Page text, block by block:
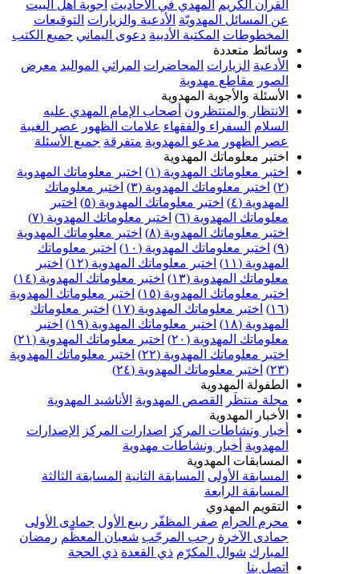
المهدي في الأحاديث أجوبة أهل البيت
المسائل المهدويّة الأدعية والزيارات التوقيعات
المكتبة الأدبية دعوى اليماني جميع الكتب
متعددة
الزيارات المحاضرات المراثي المواليد معرض
مقاطع مهدوية
والأجوبة المهدوية
والمنتظرون أصحاب الإمام المهدي عليه
السفراء والفقهاء علامات الظهور عصر الغيبة
مدعو المهدوية متفرقة جميع الأسئلة
معلوماتك المهدوية
معلوماتك المهدوية (١)
اختبر معلوماتك المهدوية
اختبر معلوماتك المهدوية (٣)
اختبر معلوماتك
اختبر معلوماتك المهدوية (٥)
اختبر
المهدوية (٦)
اختبر معلوماتك المهدوية (٧)
معلوماتك المهدوية (٨)
اختبر معلوماتك المهدوية
اختبر معلوماتك المهدوية (١٠)
اختبر معلوماتك
اختبر معلوماتك المهدوية (١٢)
اختبر
المهدوية (١٣)
اختبر معلوماتك المهدوية (١٤)
معلوماتك المهدوية (١٥)
اختبر معلوماتك المهدوية
اختبر معلوماتك المهدوية (١٧)
اختبر معلوماتك
اختبر معلوماتك المهدوية (١٩)
اختبر
المهدوية (٢٠)
اختبر معلوماتك المهدوية (٢١)
معلوماتك المهدوية (٢٢)
اختبر معلوماتك المهدوية
اختبر معلوماتك المهدوية (٢٤)
المهدوية
منتظَر
القصص المهدوية الأناشيد المهدوية
المهدوية
ونشاطات المركز اصدارات المركز الإصدارات
أخبار ونشاطات مهدوية
المهدوية
الأولى المسابقة الثانية المسابقة الثالثة
الرابعة
المهدوي
الحرام
صفر المظفّر ربيع الأول جمادى الأولى
رجب المرجّب شعبان المعظّم رمضان
شوال المكرّم ذي القعدة ذي الحجة